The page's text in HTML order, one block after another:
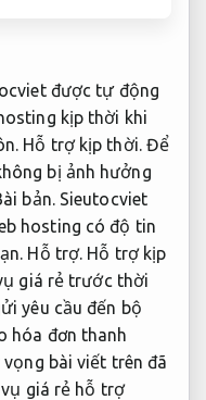
được tự động
kịp thời khi
Hỗ trợ kịp thời. Để
bị ảnh hưởng
bản.Sieutocviet
hosting có độ tin
Hỗ trợ. Hỗ trợ kịp
giá rẻ trước thời
yêu cầu đến bộ
hóa đơn thanh
bài viết trên đã
giá rẻ hỗ trợ